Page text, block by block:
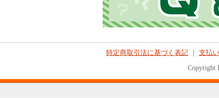
特定商取引法に基づく表記｜ 支払
Copyright